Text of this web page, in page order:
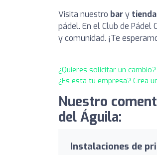
Visita nuestro bary tienda
pádel. En el Club de
y comunidad. ¡Te
¿Quieres solicitar un cambio?
¿Es esta tu empresa? Crea
Nuestro
del Águila:
Instalaciones de